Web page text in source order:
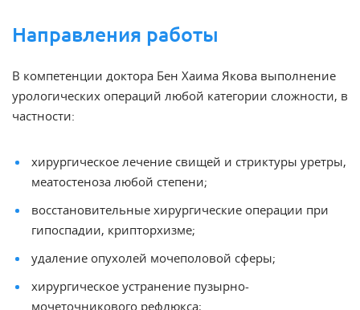
Направления работы
В компетенции доктора Бен Хаима Якова выполнение
урологических операций любой категории сложности, в
частности:
хирургическое лечение свищей и стриктуры уретры,
меатостеноза любой степени;
восстановительные хирургические операции при
гипоспадии, крипторхизме;
удаление опухолей мочеполовой сферы;
хирургическое устранение пузырно-
мочеточникового рефлюкса;